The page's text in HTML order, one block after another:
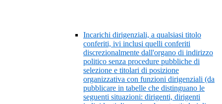
Incarichi dirigenziali, a qualsiasi titolo
conferiti, ivi inclusi quelli conferiti
discrezionalmente dall'organo di indirizzo
politico senza procedure pubbliche di
selezione e titolari di posizione
organizzativa con funzioni dirigenziali (da
pubblicare in tabelle che distinguano le
seguenti situazioni: dirigenti, dirigenti